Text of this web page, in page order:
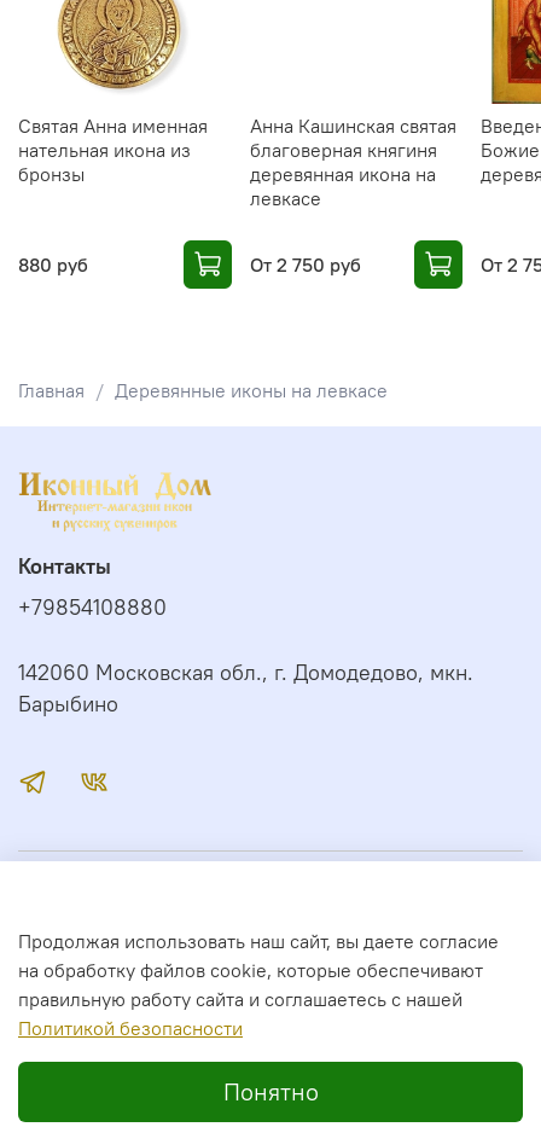
Святая Анна именная
нательная икона из
бронзы
880 руб
Анна Кашинская святая
благоверная княгиня
деревянная икона на
левкасе
От 2 750 руб От 2
Главная Деревянные иконы на левкасе
Сервис
Контакты
+79854108880
142060 Московская обл., г. Домодедово, мкн.
Барыбино
2026 год. Все права защищены.
Продолжая использовать наш сайт, вы даете согласие
на обработку файлов cookie, которые обеспечивают
правильную работу сайта и соглашаетесь с нашей
Политикой безопасности
Понятно